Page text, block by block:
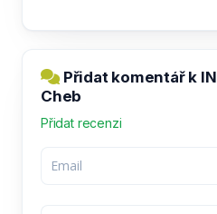
Přidat komentář k
Cheb
Přidat recenzi